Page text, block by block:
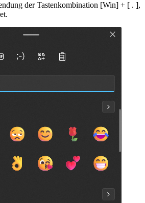
der Tastenkombination [Win] + [ . ],